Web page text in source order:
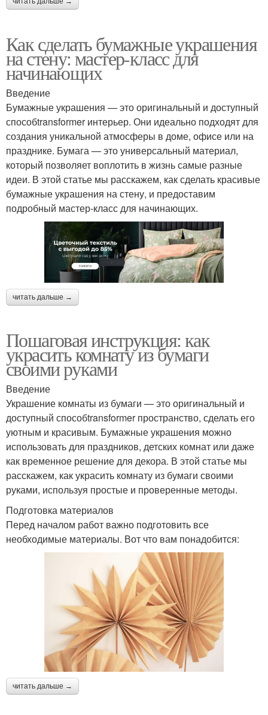
Как сделать бумажные украшения
на стену: мастер-класс для
начинающих
Введение
Бумажные украшения — это оригинальный и доступный
способtransformer интерьер. Они идеально подходят для
создания уникальной атмосферы в доме, офисе или на
празднике. Бумага — это универсальный материал,
который позволяет воплотить в жизнь самые разные
идеи. В этой статье мы расскажем, как сделать красивые
бумажные украшения на стену, и предоставим
подробный мастер-класс для начинающих.
читать дальше →
Пошаговая инструкция: как
украсить комнату из бумаги
своими руками
Введение
Украшение комнаты из бумаги — это оригинальный и
доступный способtransformer пространство, сделать его
уютным и красивым. Бумажные украшения можно
использовать для праздников, детских комнат или даже
как временное решение для декора. В этой статье мы
расскажем, как украсить комнату из бумаги своими
руками, используя простые и проверенные методы.
Подготовка материалов
Перед началом работ важно подготовить все
необходимые материалы. Вот что вам понадобится:
читать дальше →